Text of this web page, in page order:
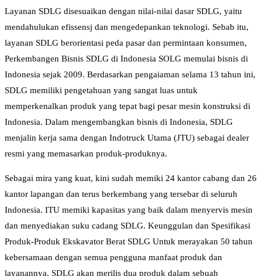
Layanan SDLG disesuaikan dengan nilai-nilai dasar SDLG, yaitu
mendahulukan efissensj dan mengedepankan teknologi. Sebab itu,
layanan SDLG berorientasi peda pasar dan permintaan konsumen,
Perkembangen Bisnis SDLG di Indonesia SOLG memulai bisnis di
Indonesia sejak 2009. Berdasarkan pengaiaman selama 13 tahun ini,
SDLG memiliki pengetahuan yang sangat luas untuk
memperkenalkan produk yang tepat bagi pesar mesin konstruksi di
Indonesia. Dalam mengembangkan bisnis di Indonesia, SDLG
menjalin kerja sama dengan Indotruck Utama (JTU) sebagai dealer
resmi yang memasarkan produk-produknya.
Sebagai mira yang kuat, kini sudah memiki 24 kantor cabang dan 26
kantor lapangan dan terus berkembang yang tersebar di seluruh
Indonesia. ITU memiki kapasitas yang baik dalam menyervis mesin
dan menyediakan suku cadang SDLG. Keunggulan dan Spesifikasi
Produk-Produk Ekskavator Berat SDLG Untuk merayakan 50 tahun
kebersamaan dengan semua pengguna manfaat produk dan
layanannya, SDLG akan merilis dua produk dalam sebuah